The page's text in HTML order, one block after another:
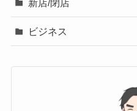
新店/閉店
ビジネス